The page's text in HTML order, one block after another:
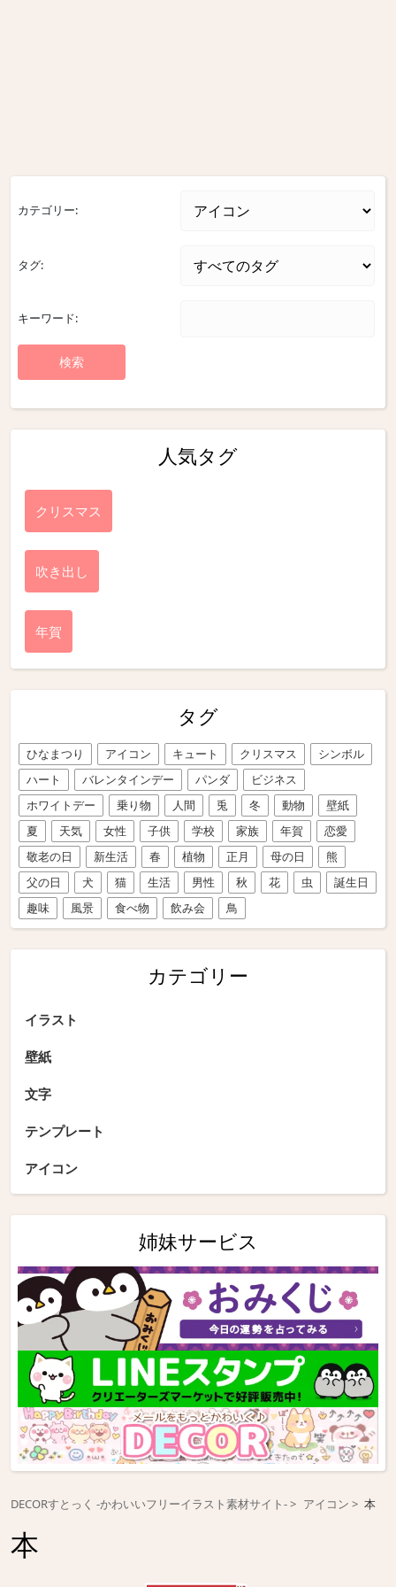
カテゴリー:
タグ:
キーワード:
人気タグ
クリスマス
吹き出し
年賀
タグ
ひなまつり アイコン キュート クリスマス
シンボル
ハート
バレンタインデー パンダ
ビジネス
ホワイトデー
乗り物 人間 兎 冬 動物
壁紙
夏
天気 女性 子供 学校 家族 年賀
恋愛
敬老の日
新生活 春 植物 正月 母の日
熊
父の日
犬 猫 生活 男性 秋 花 虫
誕生日
趣味
風景 食べ物 飲み会 鳥
カテゴリー
イラスト
壁紙
文字
テンプレート
アイコン
姉妹サービス
DECORすとっく -かわいいフリーイラスト素材サイト- アイコン 本
本